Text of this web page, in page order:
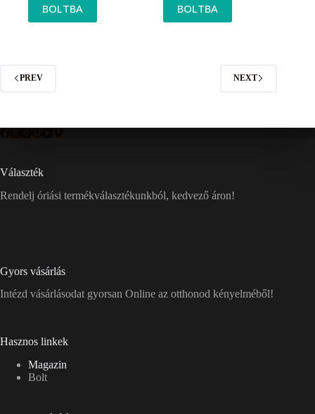
BOLTBA BOLTBA
PREV NEXT
Választék
Rendelj óriási termékválasztékunkból, kedvező áron!
Gyors vásárlás
Intézd vásárlásodat gyorsan Online az otthonod kényelméből!
Hasznos linkek
Magazin
Bolt